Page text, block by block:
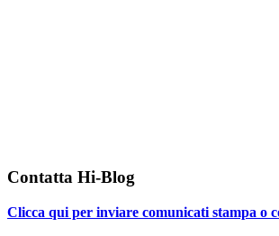
Contatta Hi-Blog
Clicca qui per inviare comunicati stampa o